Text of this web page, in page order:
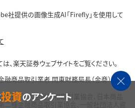
社提供の画像生成AI「Firefly」を使用して
、楽天証券ウェブサイトをご覧ください。
商品取引業者 関東財務局長（金商）第195
般社団法人金融先物取引業協会、日本商品
二種金融商品取引業協会、一般社団法人資
投資のアンケート